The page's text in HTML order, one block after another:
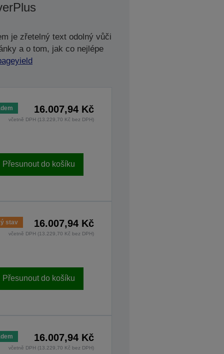
je zřetelný text odolný vůči
a o tom, jak co nejlépe
16.007,94 Kč
včetně DPH (13.229,70 Kč bez DPH)
Přesunout do košíku
stav 16.007,94 Kč
včetně DPH (13.229,70 Kč bez DPH)
Přesunout do košíku
16.007,94 Kč
včetně DPH (13.229,70 Kč bez DPH)